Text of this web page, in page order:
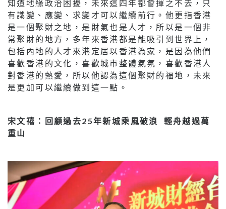
知道地緣政治困擾，未來這四年都會揮之不去，只
有識變、應變、求變才可以繼續前行。他更指香港
是一個聚財之地，是財氣也是人才，所以是一個非
常聚財的地方，多年來香港都是能吸引到世界上，
包括內地的人才來港定居以香港為家，是因為他們
喜歡香港的文化，喜歡城市整體氣氛，喜歡香港人
對香港的熱愛，所以他認為這個聚財的福地，未來
是更加可以繼續做到這一點。
宋文禧：回顧過去25年新城乘風破浪 輕舟越過萬
重山